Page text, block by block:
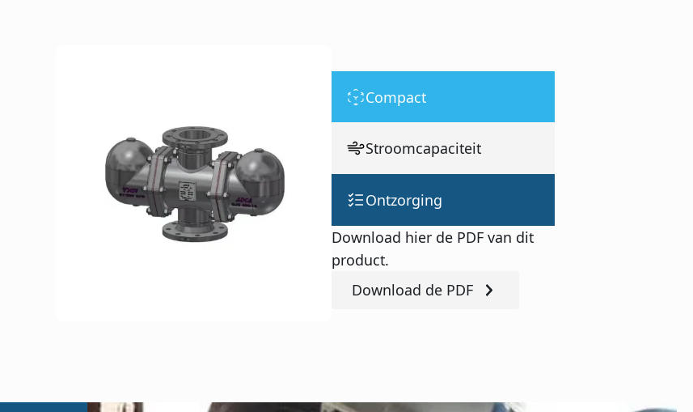
Compact
Stroomcapaciteit
Ontzorging
Download hier de PDF van dit
product.
Download de PDF